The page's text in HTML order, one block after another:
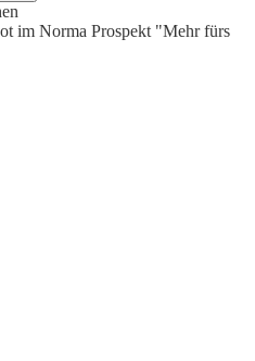
im Norma Prospekt "Mehr fürs